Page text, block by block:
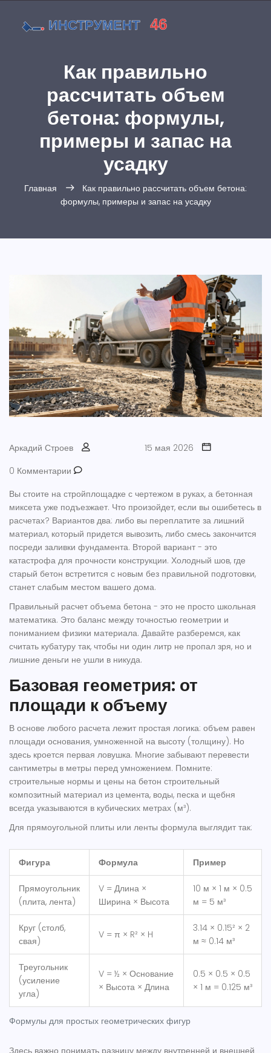
Как правильно
рассчитать объем
бетона: формулы,
примеры и запас на
усадку
Главная
Как правильно рассчитать объем бетона:
формулы, примеры и запас на усадку
Аркадий Строев
15 мая 2026
0 Комментарии
Вы стоите на стройплощадке с чертежом в руках, а бетонная
миксета уже подъезжает. Что произойдет, если вы ошибетесь в
расчетах? Вариантов два: либо вы переплатите за лишний
материал, который придется вывозить, либо смесь закончится
посреди заливки фундамента. Второй вариант - это
катастрофа для прочности конструкции. Холодный шов, где
старый бетон встретится с новым без правильной подготовки,
станет слабым местом вашего дома.
Правильный расчет объема бетона - это не просто школьная
математика. Это баланс между точностью геометрии и
пониманием физики материала. Давайте разберемся, как
считать кубатуру так, чтобы ни один литр не пропал зря, но и
лишние деньги не ушли в никуда.
Базовая геометрия: от
площади к объему
В основе любого расчета лежит простая логика: объем равен
площади основания, умноженной на высоту (толщину). Но
здесь кроется первая ловушка. Многие забывают перевести
сантиметры в метры перед умножением. Помните:
строительные нормы и цены на бетон строительный
композитный материал из цемента, воды, песка и щебня
всегда указываются в кубических метрах (м³).
Для прямоугольной плиты или ленты формула выглядит так:
Формулы для простых геометрических фигур
Фигура Формула Пример
Прямоугольник
(плита, лента)
V = Длина ×
Ширина × Высота
10 м × 1 м × 0.5
м = 5 м³
Круг (столб,
свая)
V = π × R² × H
3.14 × 0.15² × 2
м ≈ 0.14 м³
Треугольник
(усиление
угла)
V = ½ × Основание
× Высота × Длина
0.5 × 0.5 × 0.5
× 1 м = 0.125 м³